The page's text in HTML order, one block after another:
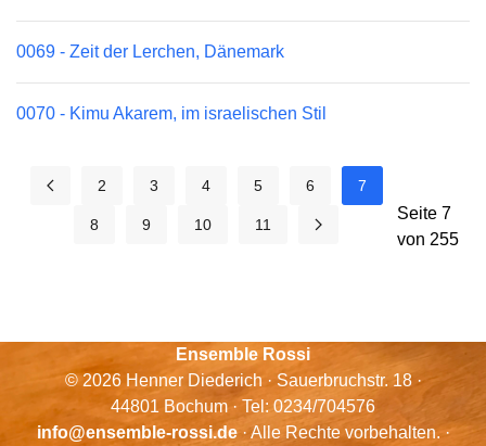
0069 - Zeit der Lerchen, Dänemark
0070 - Kimu Akarem, im israelischen Stil
2 3 4 5 6 7
8 9 10 11
Seite 7
von 255
Ensemble Rossi
© 2026 Henner Diederich · Sauerbruchstr. 18 ·
44801 Bochum · Tel: 0234/704576
info@ensemble-rossi.de· Alle Rechte vorbehalten. ·